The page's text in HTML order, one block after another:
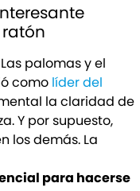
palomas y el
como líder del
la claridad de
Y por supuesto,
los demás. La
para hacerse